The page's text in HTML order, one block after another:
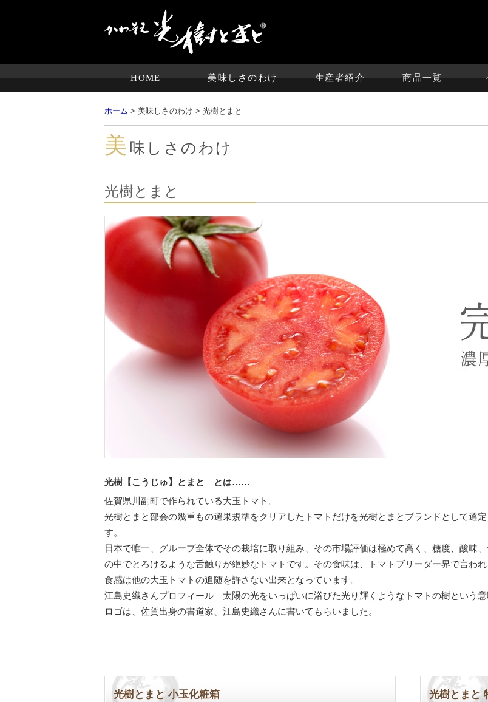
HOME 美味しさのわけ 生産者紹介 商品一覧
ホーム > 美味しさのわけ > 光樹とまと
美 味しさのわけ
光樹とまと
光樹【こうじゅ】とまと とは……
佐賀県川副町で作られている大玉トマト。
光樹とまと部会の幾重もの選果規準をクリアしたトマトだけを光樹とまとブランドとして選
す。
日本で唯一、グループ全体でその栽培に取り組み、その市場評価は極めて高く、糖度、酸味
の中でとろけるような舌触りが絶妙なトマトです。その食味は、トマトブリーダー界で言わ
食感は他の大玉トマトの追随を許さない出来となっています。
江島史織さんプロフィール 太陽の光をいっぱいに浴びた光り輝くようなトマトの樹という意
ロゴは、佐賀出身の書道家、江島史織さんに書いてもらいました。
光樹とまと 小玉化粧箱 光樹とまと